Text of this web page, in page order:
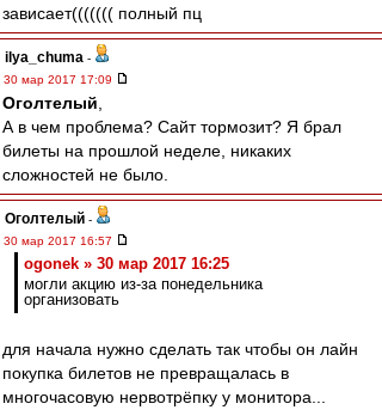
зависает((((((( полный пц
ilya_chuma -
30 мар 2017 17:09
Оголтелый
А в чем проблема? Сайт тормозит? Я брал
билеты на прошлой неделе, никаких
сложностей не было.
Оголтелый -
30 мар 2017 16:57
ogonek » 30 мар 2017 16:25
могли акцию из-за понедельника
организовать
для начала нужно сделать так чтобы он лайн
покупка билетов не превращалась в
многочасовую нервотрёпку у монитора...